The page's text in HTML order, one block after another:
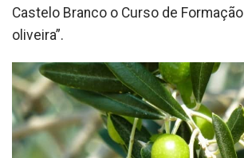
Castelo Branco o Curso de Formação
oliveira”.